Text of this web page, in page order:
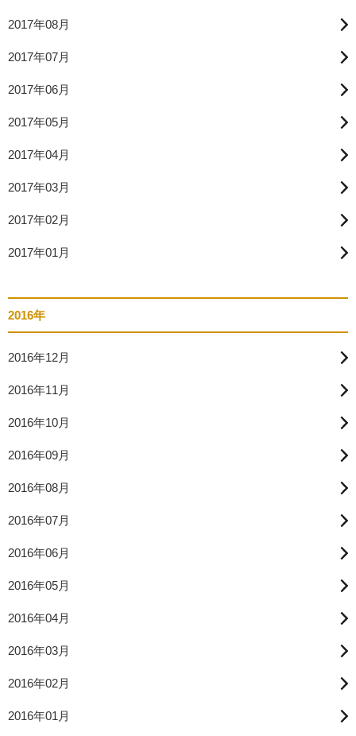
2017年08月
2017年07月
2017年06月
2017年05月
2017年04月
2017年03月
2017年02月
2017年01月
2016年
2016年12月
2016年11月
2016年10月
2016年09月
2016年08月
2016年07月
2016年06月
2016年05月
2016年04月
2016年03月
2016年02月
2016年01月